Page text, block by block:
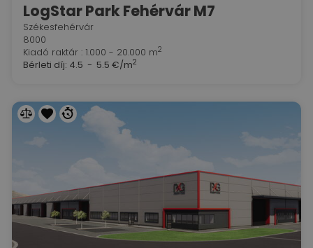
LogStar Park Fehérvár M7
Székesfehérvár
8000
Kiadó raktár : 1.000 - 20.000 m2
Bérleti díj: 4.5 - 5.5 €/m2